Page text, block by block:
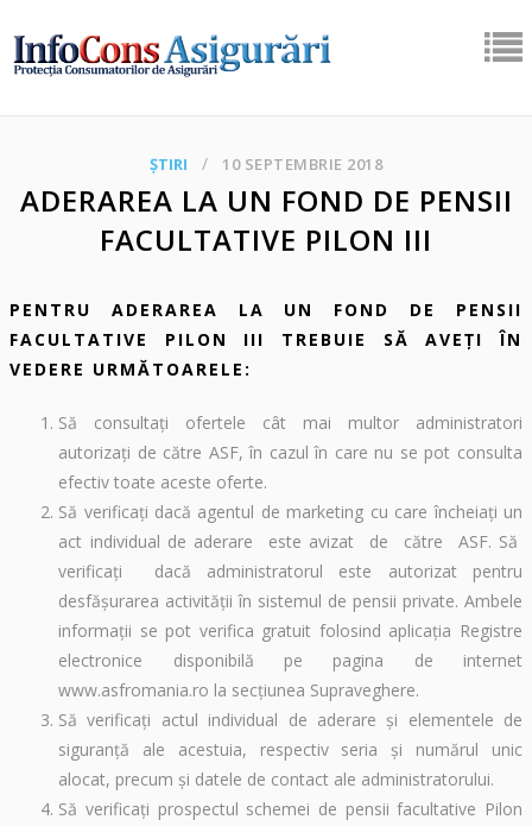
ȘTIRI 10 SEPTEMBRIE 2018
ADERAREA LA UN FOND DE PENSII
FACULTATIVE PILON III
PENTRU ADERAREA LA UN FOND DE PENSII
FACULTATIVE PILON III TREBUIE SĂ AVEŢI ÎN
VEDERE URMĂTOARELE:
Să consultaţi ofertele cât mai multor administratori
autorizaţi de către ASF, în cazul în care nu se pot consulta
efectiv toate aceste oferte.
Să verificaţi dacă agentul de marketing cu care încheiaţi un
act individual de aderare este avizat de către ASF. Să
verificaţi dacă administratorul este autorizat pentru
desfăşurarea activităţii în sistemul de pensii private. Ambele
informații se pot verifica gratuit folosind aplicaţia Registre
electronice disponibilă pe pagina de internet
www.asfromania.ro la secțiunea Supraveghere.
Să verificaţi actul individual de aderare şi elementele de
siguranţă ale acestuia, respectiv seria şi numărul unic
alocat, precum şi datele de contact ale administratorului.
Să verificaţi prospectul schemei de pensii facultative Pilon